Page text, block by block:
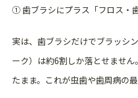
① 歯ブラシにプラス「フロス・
実は、歯ブラシだけでブラッシ
ーク）は約6割しか落とせませ
たまま。これが虫歯や歯周病の